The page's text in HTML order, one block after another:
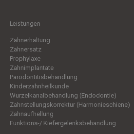
Leistungen
Zahnerhaltung
Zahnersatz
Prophylaxe
Zahn­implantate
Parodontitisbehandlung
Kinder­zahnheilkunde
Wurzelkanal­behandlung (Endodontie)
Zahnstellungskorrektur (Harmonieschiene)
Zahn­aufhellung
Funktions-/ Kiefergelenks­behandlung